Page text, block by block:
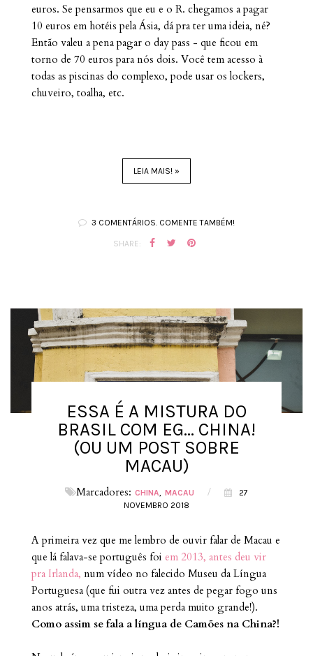
euros. Se pensarmos que eu e o R. chegamos a pagar
10 euros em hotéis pela Ásia, dá pra ter uma ideia, né?
Então valeu a pena pagar o day pass - que ficou em
torno de 70 euros para nós dois. Você tem acesso à
todas as piscinas do complexo, pode usar os lockers,
chuveiro, toalha, etc.
LEIA MAIS! »
3 COMENTÁRIOS. COMENTE TAMBÉM!
SHARE:
ESSA É A MISTURA DO
BRASIL COM EG... CHINA!
(OU UM POST SOBRE
MACAU)
Marcadores: CHINA MACAU /
27
NOVEMBRO 2018
A primeira vez que me lembro de ouvir falar de Macau e
que lá falava-se português foi em 2013, antes deu vir
pra Irlanda, num vídeo no falecido Museu da Língua
Portuguesa (que fui outra vez antes de pegar fogo uns
anos atrás, uma tristeza, uma perda muito grande!).
Como assim se fala a língua de Camões na China?!